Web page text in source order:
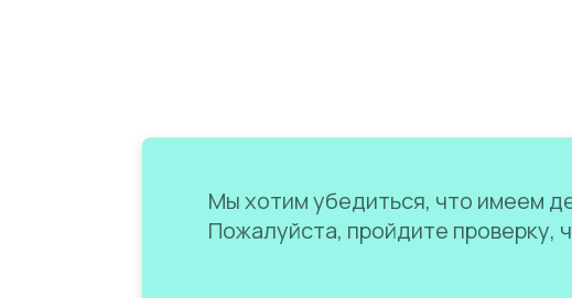
Мы хотим убедиться, что имеем
Пожалуйста, пройдите проверку,